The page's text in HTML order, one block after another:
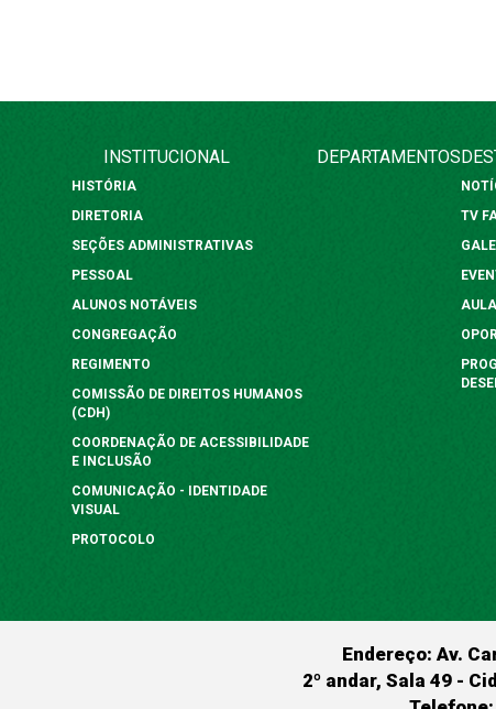
INSTITUCIONAL
HISTÓRIA
DIRETORIA
SEÇÕES ADMINISTRATIVAS
PESSOAL
ALUNOS NOTÁVEIS
CONGREGAÇÃO
REGIMENTO
COMISSÃO DE DIREITOS HUMANOS
(CDH)
COORDENAÇÃO DE ACESSIBILIDADE
E INCLUSÃO
COMUNICAÇÃO - IDENTIDADE
VISUAL
PROTOCOLO
DEPARTAMENTOS
TV
Endereço: Av.
2º andar, Sala 49 -